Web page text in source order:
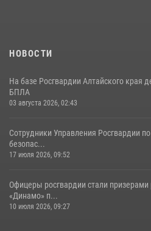
НОВОСТИ
На базе Росгвардии Алтайского края
БПЛА
03 августа 2026, 02:43
Сотрудники Управления Росгвардии
безопас...
17 июля 2026, 09:52
Офицеры росгвардии стали
«Динамо» п...
10 июля 2026, 09:27